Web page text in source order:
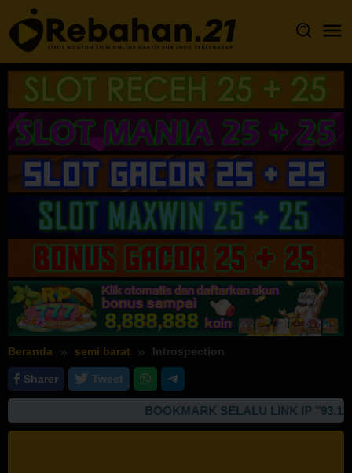
Loncat
ke
konten
Beranda semi barat Introspection
Sharer Tweet
BOOKMARK SELALU LINK IP